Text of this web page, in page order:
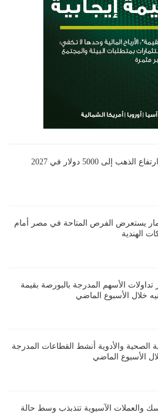
يستعرض الفرص المتاحة في مصر أمام
الهندية
تداولات الأسهم المدرجة بالبورصة بقيمة
الصحية والأدوية أنشط القطاعات المدرجة
الأسبوع الماضي
والعملات الآسيوية تتذبذب وسط حالة